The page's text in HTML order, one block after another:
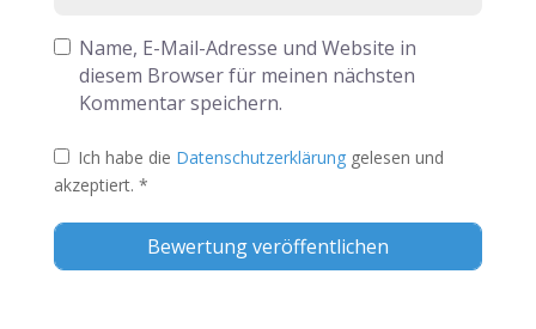
Name, E-Mail-Adresse und Website in
diesem Browser für meinen nächsten
Kommentar speichern.
Ich habe die Datenschutzerklärung gelesen und
akzeptiert. *